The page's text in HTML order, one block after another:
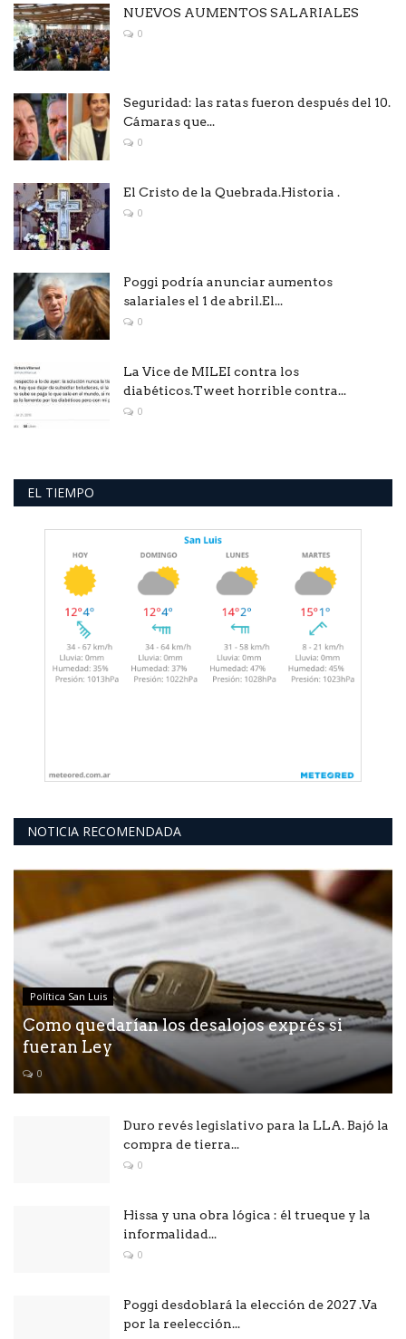
NUEVOS AUMENTOS SALARIALES
0
Seguridad: las ratas fueron después del 10.
Cámaras que...
0
El Cristo de la Quebrada.Historia .
0
Poggi podría anunciar aumentos
salariales el 1 de abril.El...
0
La Vice de MILEI contra los
diabéticos.Tweet horrible contra...
0
EL TIEMPO
NOTICIA RECOMENDADA
Política San Luis
Como quedarían los desalojos exprés si
fueran Ley
0
Duro revés legislativo para la LLA. Bajó la
compra de tierra...
0
Hissa y una obra lógica : él trueque y la
informalidad...
0
Poggi desdoblará la elección de 2027 .Va
por la reelección...